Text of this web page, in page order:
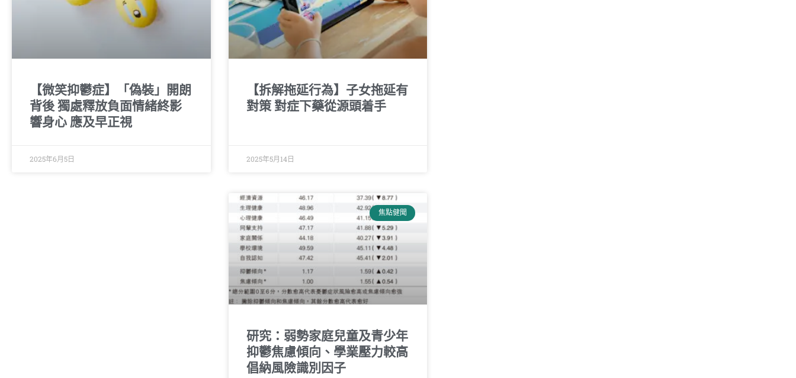
【微笑抑鬱症】「偽裝」開朗
背後 獨處釋放負面情緒終影
響身心 應及早正視
2025年6月5日
【拆解拖延行為】子女拖延有
對策 對症下藥從源頭着手
2025年5月14日
焦點健聞
研究：弱勢家庭兒童及青少年
抑鬱焦慮傾向、學業壓力較高
倡納風險識別因子